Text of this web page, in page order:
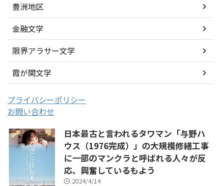
豊洲地区
金融文学
限界アラサー文学
霞が関文学
プライバシーポリシー
お問い合わせ
日本最古と言われるタワマン「与野ハ
ウス（1976完成）」の大規模修繕工事
に一部のマンクラと呼ばれる人々が反
応、興奮しているもよう
2024/4/14